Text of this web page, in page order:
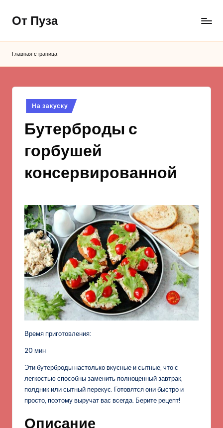
Перейти
содержимому
От Пуза
вкусные
Главная страница
Опубликовано
в
На закуску
Бутерброды с
горбушей
консервированной
Время приготовления:
20 мин
Эти бутерброды настолько вкусные и сытные, что с
легкостью способны заменить полноценный завтрак,
полдник или сытный перекус. Готовятся они быстро и
просто, поэтому выручат вас всегда. Берите рецепт!
Описание